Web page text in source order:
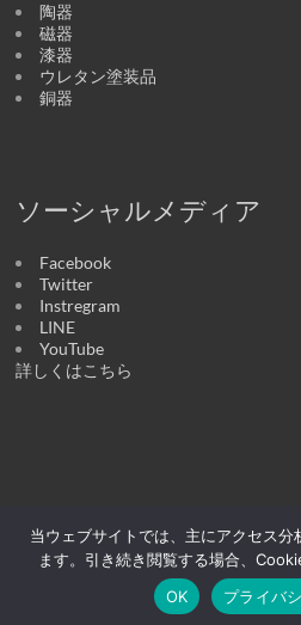
陶器
磁器
漆器
ウレタン塗装品
銅器
ソーシャルメディア
Facebook
Twitter
Instregram
LINE
YouTube
詳しくはこちら
Copyright © 2026醉器 | うつわの店. All
ThemeGrill. Powered
うつわ オンラインストア
わせ
ブログ プライ
当ウェブサイトでは、主にアクセス
ます。引き続き閲覧する場合、
OK
プライバ